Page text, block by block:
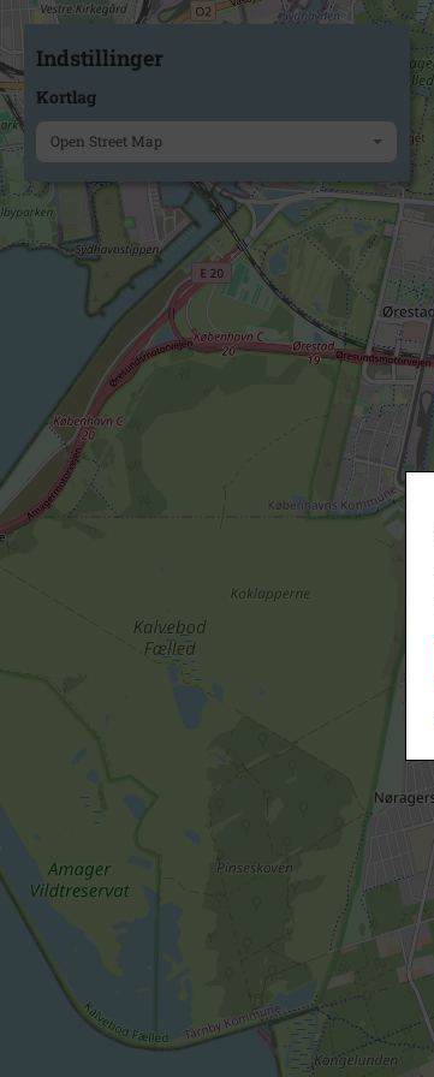
Indstillinger
Kortlag
Open Street Map